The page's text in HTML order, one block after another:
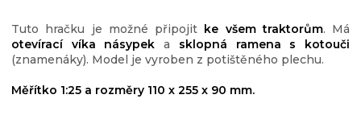
Tuto hračku je možné připojit ke všem traktorům. Má
otevírací víka násypek a sklopná ramena s kotouči
(znamenáky). Model je vyroben z potištěného plechu.
Měřítko 1:25 a rozměry 110 x 255 x 90 mm.